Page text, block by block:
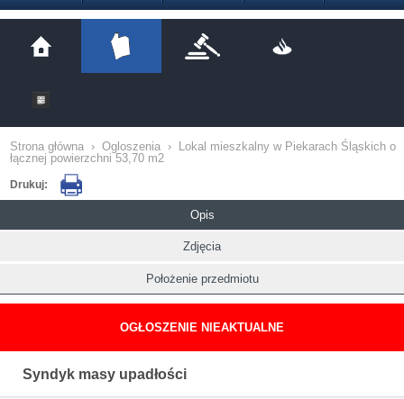
Strona główna › Ogloszenia ›
Lokal mieszkalny w Piekarach Śląskich o
łącznej powierzchni 53,70 m2
Drukuj:
Opis
Zdjęcia
Położenie przedmiotu
OGŁOSZENIE NIEAKTUALNE
Syndyk masy upadłości